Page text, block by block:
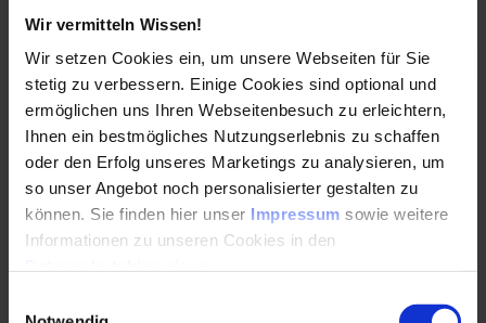
Wir vermitteln Wissen!
Wir setzen Cookies ein, um unsere Webseiten für Sie
stetig zu verbessern. Einige Cookies sind optional und
ermöglichen uns Ihren Webseitenbesuch zu erleichtern,
Ihnen ein bestmögliches Nutzungserlebnis zu schaffen
oder den Erfolg unseres Marketings zu analysieren, um
so unser Angebot noch personalisierter gestalten zu
können. Sie finden hier unser Impressum sowie weitere
Informationen zu unseren Cookies in den
Seminar
Prozessleittechnik für die Verfahrensindustrie
Das Seminar vermittelt Ihnen praxisnah und in
kompakter Form die Funktionen der
Prozessleittechnik in der Verfahrensindustrie.
21. – 22.09.2026
Düsseldorf